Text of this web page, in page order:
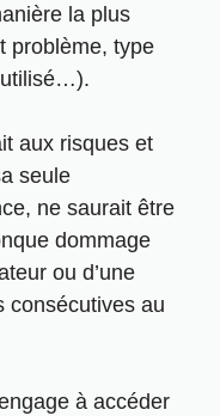
la plus
problème, type
utilisé…).
aux risques et
seule
ne saurait être
dommage
ou d’une
consécutives au
à accéder